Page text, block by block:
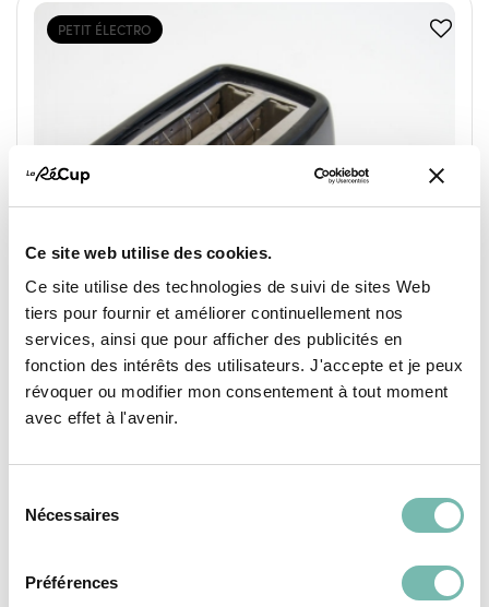
Ce site web utilise des cookies.
Ce site utilise des technologies de suivi de sites Web
tiers pour fournir et améliorer continuellement nos
services, ainsi que pour afficher des publicités en
fonction des intérêts des utilisateurs. J'accepte et je peux
révoquer ou modifier mon consentement à tout moment
avec effet à l'avenir.
Nécessaires
Préférences
PETIT ÉLECTRO
HOME ESSENTIALS TO-129153